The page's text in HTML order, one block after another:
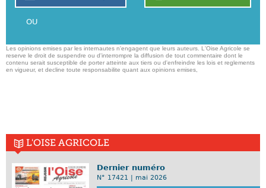
OU
Les opinions emises par les internautes n'engagent que leurs auteurs. L'Oise Agricole se
reserve le droit de suspendre ou d'interrompre la diffusion de tout commentaire dont le
contenu serait susceptible de porter atteinte aux tiers ou d'enfreindre les lois et reglements
en vigueur, et decline toute responsabilite quant aux opinions emises,
L'OISE AGRICOLE
Dernier numéro
N° 17421 | mai 2026